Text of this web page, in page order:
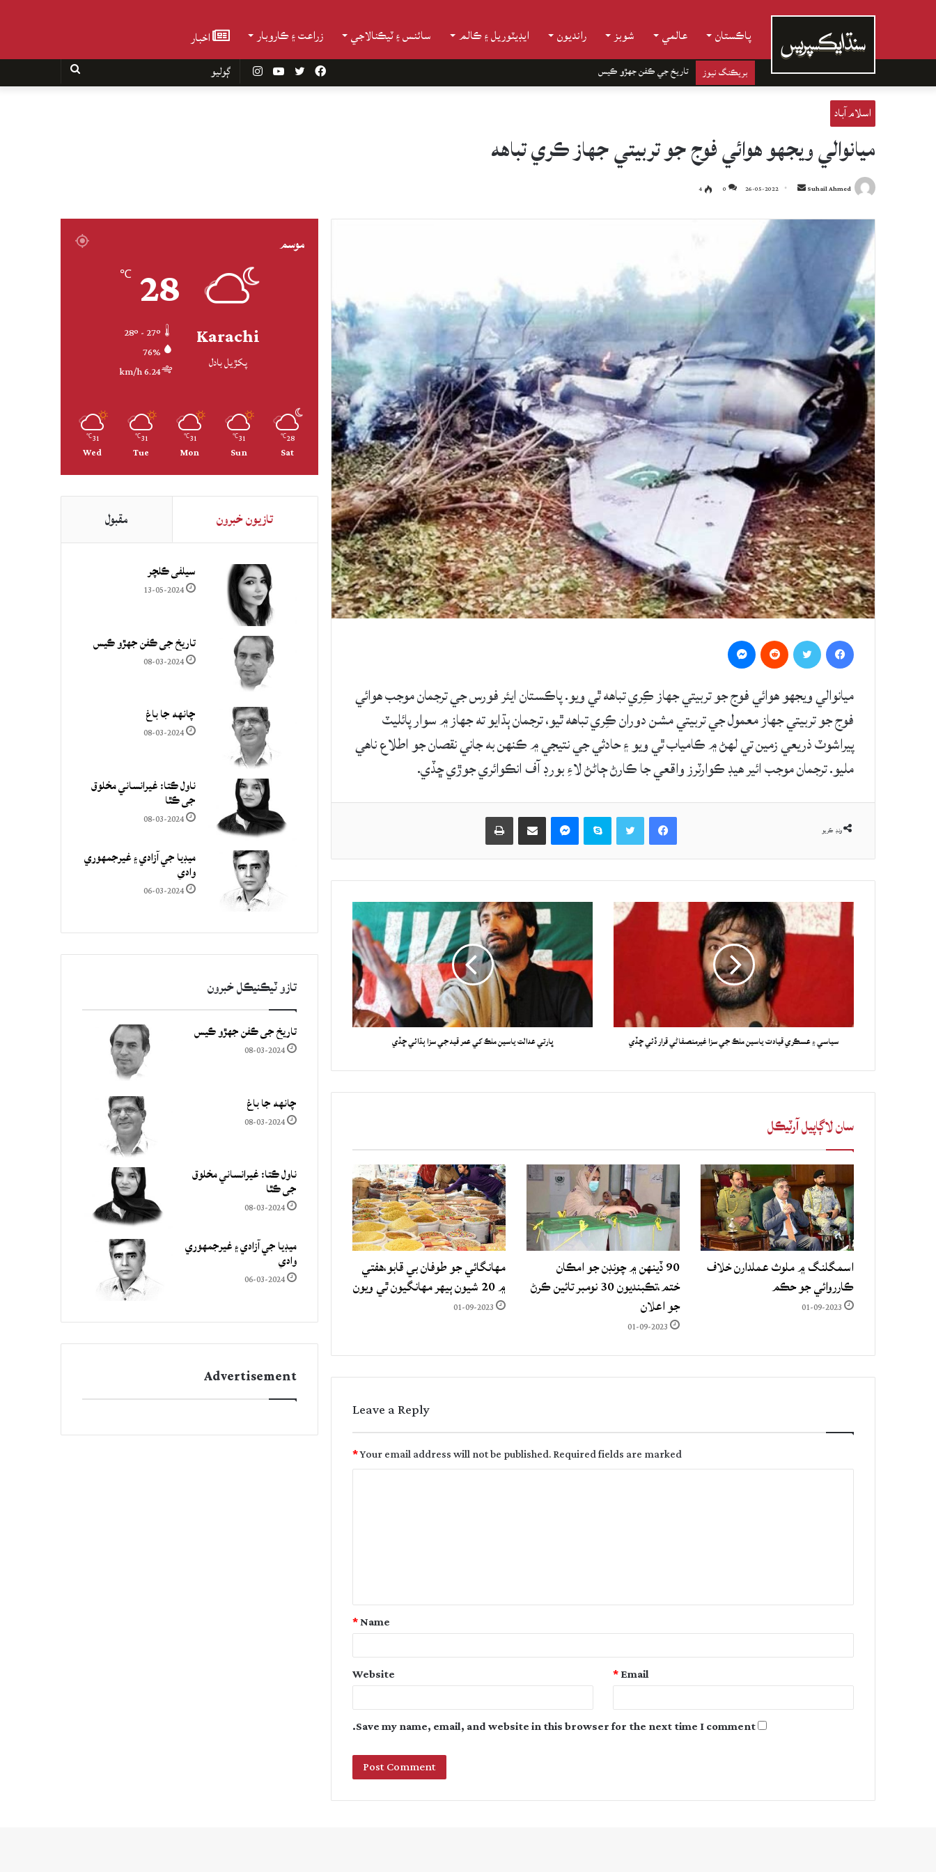
پاڪستان عالمي شوبز رانديون ايڊيٽوريل ۽ ڪالم سائنس ۽ ٽيڪنالاجي زراعت ۽ ڪاروبار اخبار
بريڪنگ نيوز تاريخ جي ڪفن جھڙو ڪيس InstagramYouTube Twitter
Facebook
اسلام آباد
ميانوالي ويجھو هوائي فوج جو تربيتي جهاز ڪري تباهه
Suhail Ahmed
Send
email
26-05-2022
0
4
ميانوالي ويجھو هوائي فوج جو تربيتي جهاز ڪِري تباهه ٿي ويو. پاڪستان ايئر فورس جي ترجمان موجب هوائي
فوج جو تربيتي جهاز معمول جي تربيتي مشن دوران ڪِري تباهه ٿيو، ترجمان ٻڌايو ته جهاز ۾ سوار پائليٽ
پيراشوٽ ذريعي زمين تي لهڻ ۾ ڪامياب ٿي ويو ۽ حادثي جي نتيجي ۾ ڪنهن به جاني نقصان جو اطلاع ناهي
مليو. ترجمان موجب ائير هيڊ ڪوارٽرز واقعي جا ڪارڻ ڄاڻڻ لاءِ بورڊ آف انڪوائري جوڙي ڇڏي.
ونڊ ڪريو
Facebook
Skype حصيداري ڪريو اي ميل ذريعي
سياسي ۽ عسڪري قيادت ياسين ملڪ جي سزا غيرمنصفاڻي قرار ڏئي ڇڏي ڀارتي عدالت ياسين ملڪ کي عمر قيد جي سزا ٻڌائي ڇڏي
سان لاڳاپيل آرٽيڪل
اسمگلنگ ۾ ملوث عملدارن خلاف
ڪارروائي جو حڪم
01-09-2023
90 ڏينهن ۾ چونڊن جو امڪان
ختم،تڪبنديون 30 نومبر تائين ڪرڻ
جو اعلان
01-09-2023
مهانگائي جو طوفان بي قابو،هفتي
۾ 20 شيون ٻيهر مهانگيون ٿي ويون
01-09-2023
Leave a Reply
Your email address will not be published.Required fields are marked
*
t
Name
*
Email
*
Website
Save my name, email, and website in this browser for the next time I comment.
موسم
Karachi
پکڙيل بادل
28
℃
76%
6.24 km/h
28
℃
Sat
31
℃
Sun
31
℃
Mon
31
℃
Tue
31
℃
Wed
تازيون خبرون مقبول
سيلفي ڪلچر
13-05-2024
تاريخ جي ڪفن جھڙو ڪيس
08-03-2024
چانهه جا باغ
08-03-2024
ناول ڪتا: غيرانساني مخلوق
جي ڪٿا
08-03-2024
ميڊيا جي آزادي ۽ غيرجمھوري
وادي
06-03-2024
تازو ٽيڪنيڪل خبرون
تاريخ جي ڪفن جھڙو ڪيس
08-03-2024
چانهه جا باغ
08-03-2024
ناول ڪتا: غيرانساني مخلوق
جي ڪٿا
08-03-2024
ميڊيا جي آزادي ۽ غيرجمھوري
وادي
06-03-2024
Advertisement